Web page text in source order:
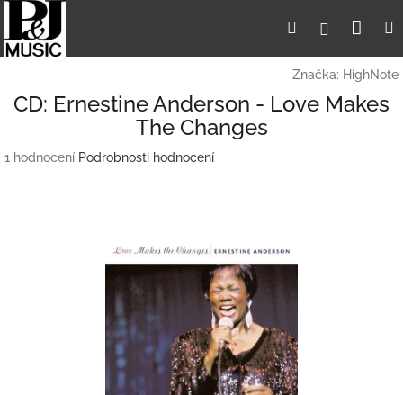
obsah
HledatPřihlášení
Značka: HighNote
CD: Ernestine Anderson - Love Makes
The Changes
Průměrné
1 hodnocení Podrobnosti hodnocení